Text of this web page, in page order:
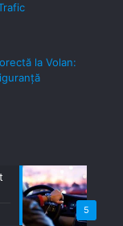
la Volan:
5